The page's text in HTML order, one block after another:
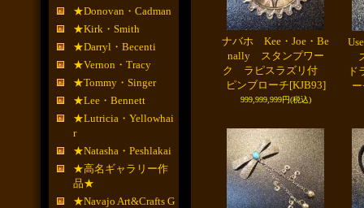
★Donovan・Cadman
★Kirk・Smith
★Darryl・Becenti
★Vernon・Tracy
★Tommy・Singer
★Lee・Bennett
★Lutricia・Yellowhai
r
★Natasha・Peshlakai
★高名ギャラリー作
品★
★Navajo Art&Crafts G
ナバホ Kee・Joe・Be
nally スタンプワー
ク ラピスラズリ付
ピンブローチ[KJB93]
999,999,999円(税込)
ド